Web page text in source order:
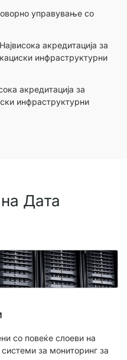
управување со
акредитација за
инфраструктурни
акредитација за
инфраструктурни
Дата
со повеќе слоеви на
за мониторинг за